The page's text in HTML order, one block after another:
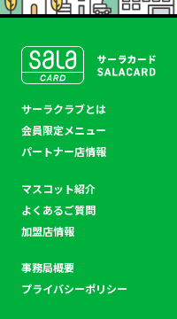
ブ
サーラクラブとは
会員限定メニュー
パートナー店情報
マスコット紹介
よくあるご質問
加盟店情報
事務局概要
プライバシーポリシー